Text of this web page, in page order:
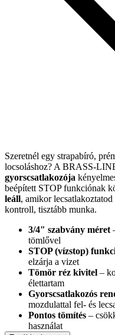
Szeretnél egy strapabíró,
locsoláshoz? A BRASS-
gyorscsatlakozója
beépített STOP funkciónak
leáll, amikor
kontroll, tisztább munka.
3/4″ szabvány méret
tömlővel
STOP (vízstop)
elzárja a vizet
Tömör réz kivitel –
élettartam
Gyorscsatlakozós
mozdulattal fel- és
Pontos tömítés –
használat